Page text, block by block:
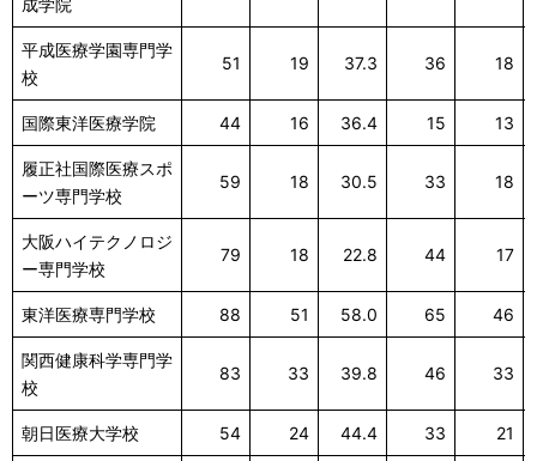
平成医療学園専門学
校
51 19 37.3 36 18
国際東洋医療学院 44 16 36.4 15 13
履正社国際医療スポ
ーツ専門学校
59 18 30.5 33 18
大阪ハイテクノロジ
ー専門学校
79 18 22.8 44 17
東洋医療専門学校 88 51 58.0 65 46
関西健康科学専門学
校
83 33 39.8 46 33
朝日医療大学校 54 24 44.4 33 21